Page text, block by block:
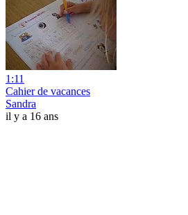
1:11
Cahier de vacances
Sandra
il y a 16 ans